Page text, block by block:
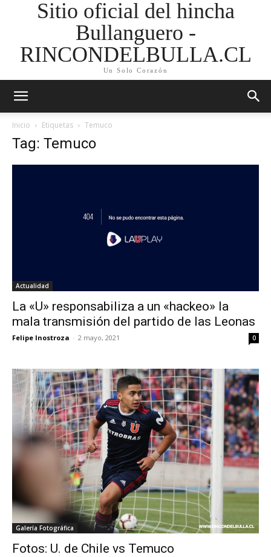
Sitio oficial del hincha
Bullanguero -
RINCONDELBULLA.CL
Un Solo Corazón
Inicio Etiquetas Temuco
Tag: Temuco
Actualidad
La «U» responsabiliza a un «hackeo» la
mala transmisión del partido de las Leonas
Felipe Inostroza - 2 mayo, 2021 0
Galería Fotográfica
Fotos: U. de Chile vs Temuco